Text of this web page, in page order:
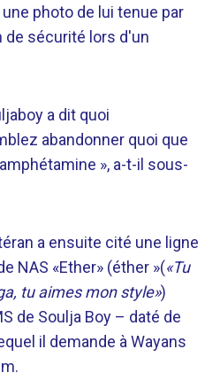
photo de lui tenue par
de sécurité lors d'un
a dit quoi
abandonner quoi que
», a-t-il sous-
a ensuite cité une ligne
NAS «Ether» (éther »(«Tu
tu aimes mon style»)
de Soulja Boy – daté de
il demande à Wayans